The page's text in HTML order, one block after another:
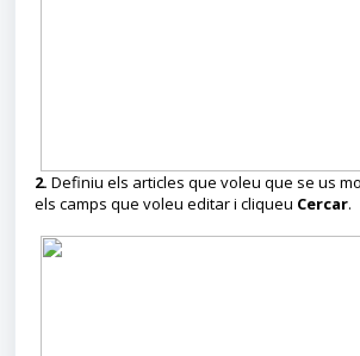
2. Definiu els articles que voleu que se us
els camps que voleu editar i cliqueu Cercar.